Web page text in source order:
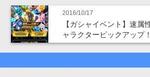
2016/10/17
【ガシャイベント】速属
ャラクターピックアップ！